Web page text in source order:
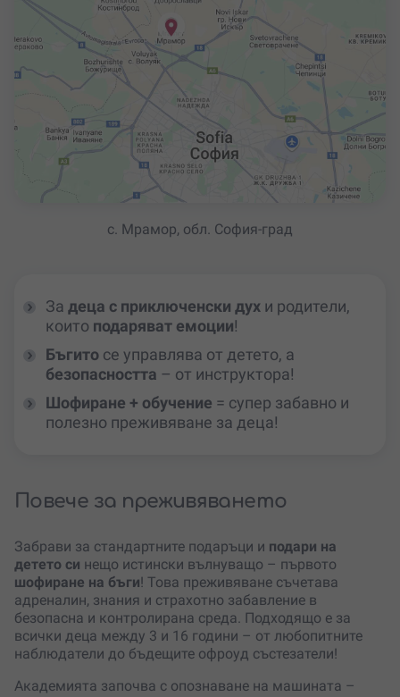
с. Мрамор, обл. София-град
За деца с приключенски дух и родители,
които подаряват емоции!
Бъгито се управлява от детето, а
безопасността – от инструктора!
Шофиране + обучение = супер забавно и
полезно преживяване за деца!
Повече за преживяването
Забрави за стандартните подаръци и подари на
детето си нещо истински вълнуващо – първото
шофиране на бъги! Това преживяване съчетава
адреналин, знания и страхотно забавление в
безопасна и контролирана среда. Подходящо е за
всички деца между 3 и 16 години – от любопитните
наблюдатели до бъдещите офроуд състезатели!
Академията започва с опознаване на машината –